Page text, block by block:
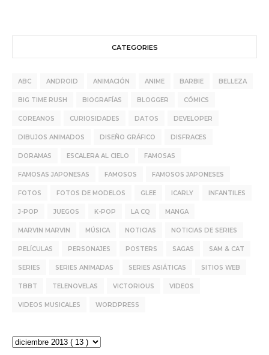
CATEGORIES
ABC ANDROID ANIMACIÓN ANIME BARBIE BELLEZA
BIG TIME RUSH BIOGRAFÍAS BLOGGER CÓMICS
COREANOS CURIOSIDADES DATOS DEVELOPER
DIBUJOS ANIMADOS DISEÑO GRÁFICO DISFRACES
DORAMAS ESCALERA AL CIELO FAMOSAS
FAMOSAS JAPONESAS FAMOSOS FAMOSOS JAPONESES
FOTOS FOTOS DE MODELOS GLEE ICARLY INFANTILES
J-POP JUEGOS K-POP LA CQ MANGA
MARVIN MARVIN MÚSICA NOTICIAS NOTICIAS DE SERIES
PELÍCULAS PERSONAJES POSTERS SAGAS SAM & CAT
SERIES SERIES ANIMADAS SERIES ASIÁTICAS SITIOS WEB
TBBT TELENOVELAS VICTORIOUS VIDEOS
VIDEOS MUSICALES WORDPRESS